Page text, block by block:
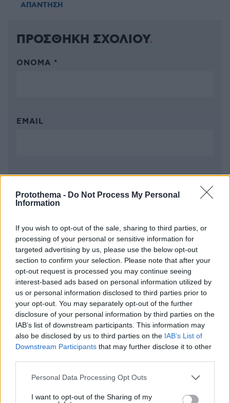
Protothema - Do Not Process My Personal
Information
If you wish to opt-out of the sale, sharing to third parties, or
processing of your personal or sensitive information for
targeted advertising by us, please use the below opt-out
section to confirm your selection. Please note that after your
opt-out request is processed you may continue seeing
interest-based ads based on personal information utilized by
us or personal information disclosed to third parties prior to
your opt-out. You may separately opt-out of the further
disclosure of your personal information by third parties on the
IAB’s list of downstream participants. This information may
also be disclosed by us to third parties on the IAB’s List of
Downstream Participants that may further disclose it to other
Please note that this website/app uses one or more Google
not limited to your visit or usage behaviour. You may click to
Personal Data Processing Opt Outs
I want to opt-out of the Sharing of my
ΑΠΑΝΤΗΣΗ
ΠΡΟΣΘΗΚΗ ΣΧΟΛΙΟΥ
ΌΝΟΜΑ *
EMAIL
Απομένουν 2500 χαρακτήρες
* Υποχρεωτικά πεδία